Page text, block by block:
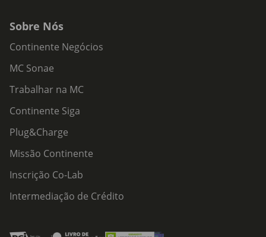
Sobre Nós
Continente Negócios
MC Sonae
Trabalhar na MC
Continente Siga
Plug&Charge
Missão Continente
Inscrição Co-Lab
Intermediação de Crédito